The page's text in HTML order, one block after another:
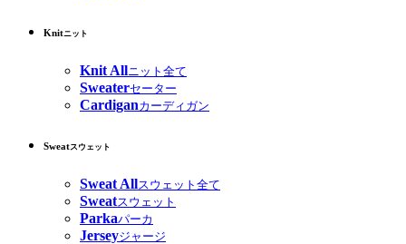
Knitニット
Knit Allニット全て
Sweaterセーター
Cardiganカーディガン
Sweatスウェット
Sweat Allスウェット全て
Sweatスウェット
Parkaパーカ
Jerseyジャージ